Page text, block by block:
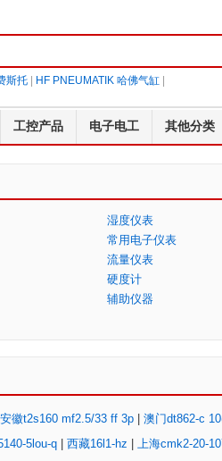
斯托| HF PNEUMATIK 哈佛气缸|
工控产品 电子电工 其他分类
湿度仪表
常用电子仪表
流量仪表
硬度计
辅助仪器
安徽t2s160 mf2.5/33 ff 3p 澳门dt862-c
5lou-q 西藏16l1-hz 上海cmk2-20-